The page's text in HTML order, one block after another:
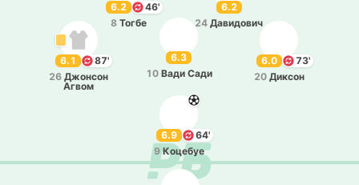
6.3
10 Вади Сади
6.0
73'
20 Диксон
6.2
24 Да­ви­до­вич
6.2
46'
8 Тогбе
6.1
87'
26 Джо­нсон
Агвом
6.9
64'
9 Ко­це­буе